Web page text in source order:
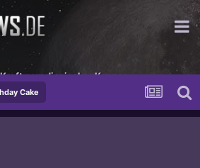
paradiesischer Kenner
Cake